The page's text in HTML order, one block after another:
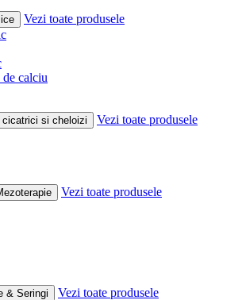
Vezi toate produsele
calciu
si cheloizi
Vezi toate produsele
Vezi toate produsele
& Seringi
Vezi toate produsele